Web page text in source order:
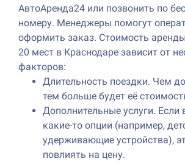
АвтоАренда24 или позвонить по
номеру. Менеджеры помогут
оформить заказ. Стоимость
20 мест в Краснодаре зависит от
факторов:
Длительность поездки. Чем
тем больше будет её
Дополнительные услуги.
какие-то опции (например,
удерживающие устройства),
повлиять на цену.